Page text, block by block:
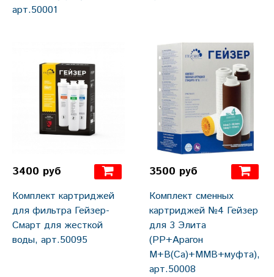
арт.50001
3400 руб
Комплект картриджей
для фильтра Гейзер-
Смарт для жесткой
воды, арт.50095
3500 руб
Комплект сменных
картриджей №4 Гейзер
для 3 Элита
(РР+Арагон
М+В(Са)+ММВ+муфта),
арт.50008